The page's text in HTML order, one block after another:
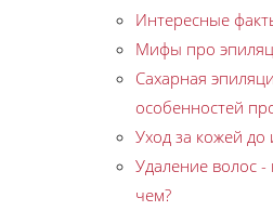
Интересные
Мифы про
Сахарная
особенностей
Уход за кожей до
Удаление волос -
чем?